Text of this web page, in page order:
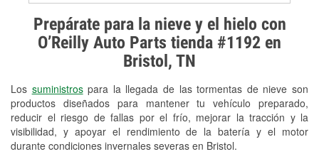
Prepárate para la nieve y el hielo con
O’Reilly Auto Parts tienda #1192 en
Bristol, TN
Los suministrospara la llegada de las tormentas de nieve son
productos diseñados para mantener tu vehículo preparado,
reducir el riesgo de fallas por el frío, mejorar la tracción y la
visibilidad, y apoyar el rendimiento de la batería y el motor
durante condiciones invernales severas en Bristol.
Prueba de alternadores y
arrancadores
Revisión de la luz "Check Engine"
Reciclaje de baterías y aceite
Instalación de bombillas de faros
Instalación de limpiaparabrisas